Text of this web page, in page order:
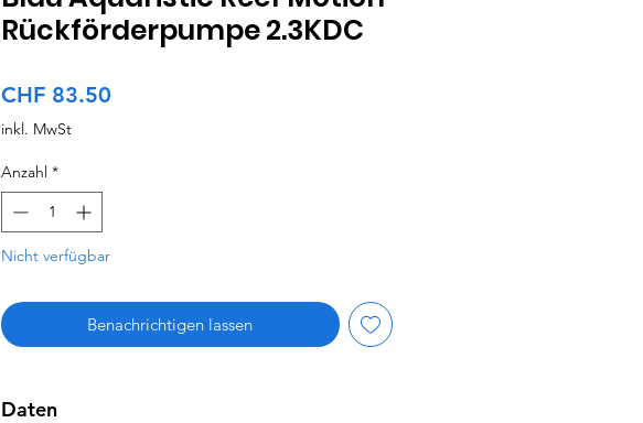
Rückförderpumpe 2.3KDC
CHF 83.50
inkl. MwSt
Anzahl *
Nicht verfügbar
Benachrichtigen lassen
Daten